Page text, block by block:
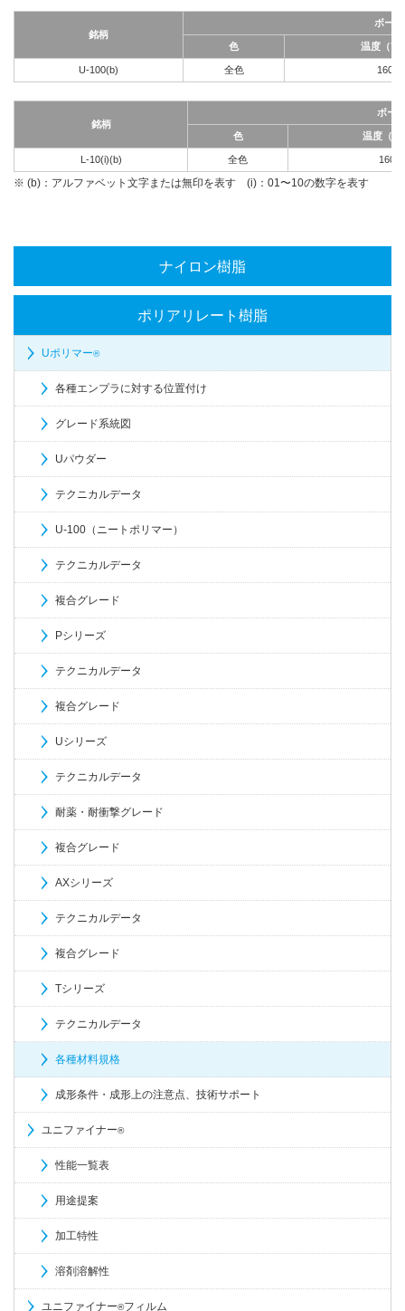
銘柄
ボー
色 温度（℃
U-100(b) 全色 160
銘柄
ボー
色 温度（℃
L-10(i)(b) 全色 160
※ (b)：アルファベット文字または無印を表す (i)：01〜10の数字を表す
ナイロン樹脂
ポリアリレート樹脂
Uポリマー®
各種エンプラに対する位置付け
グレード系統図
Uパウダー
テクニカルデータ
U-100（ニートポリマー）
テクニカルデータ
複合グレード
Pシリーズ
テクニカルデータ
複合グレード
Uシリーズ
テクニカルデータ
耐薬・耐衝撃グレード
複合グレード
AXシリーズ
テクニカルデータ
複合グレード
Tシリーズ
テクニカルデータ
各種材料規格
成形条件・成形上の注意点、技術サポート
ユニファイナー®
性能一覧表
用途提案
加工特性
溶剤溶解性
ユニファイナー®フィルム